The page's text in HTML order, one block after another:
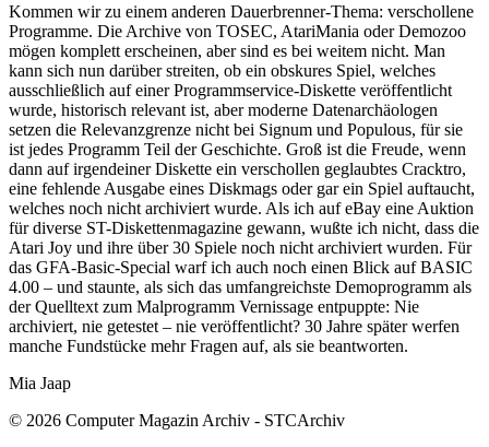
Kommen wir zu einem anderen Dauerbrenner-Thema: verschollene
Programme. Die Archive von TOSEC, AtariMania oder Demozoo
mögen komplett erscheinen, aber sind es bei weitem nicht. Man
kann sich nun darüber streiten, ob ein obskures Spiel, welches
ausschließlich auf einer Programmservice-Diskette veröffentlicht
wurde, historisch relevant ist, aber moderne Datenarchäologen
setzen die Relevanzgrenze nicht bei Signum und Populous, für sie
ist jedes Programm Teil der Geschichte. Groß ist die Freude, wenn
dann auf irgendeiner Diskette ein verschollen geglaubtes Cracktro,
eine fehlende Ausgabe eines Diskmags oder gar ein Spiel auftaucht,
welches noch nicht archiviert wurde. Als ich auf eBay eine Auktion
für diverse ST-Diskettenmagazine gewann, wußte ich nicht, dass die
Atari Joy und ihre über 30 Spiele noch nicht archiviert wurden. Für
das GFA-Basic-Special warf ich auch noch einen Blick auf BASIC
4.00 – und staunte, als sich das umfangreichste Demoprogramm als
der Quelltext zum Malprogramm Vernissage entpuppte: Nie
archiviert, nie getestet – nie veröffentlicht? 30 Jahre später werfen
manche Fundstücke mehr Fragen auf, als sie beantworten.
Mia Jaap
© 2026 Computer Magazin Archiv - STCArchiv